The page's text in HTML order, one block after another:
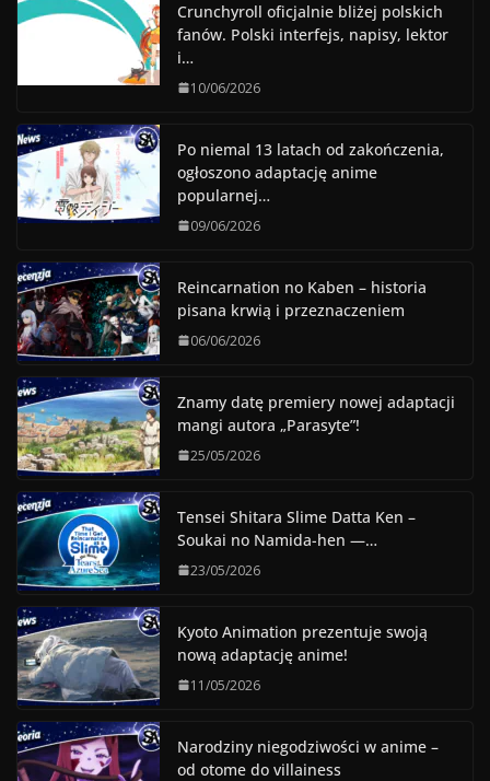
Crunchyroll oficjalnie bliżej polskich
fanów. Polski interfejs, napisy, lektor
i…
10/06/2026
Po niemal 13 latach od zakończenia,
ogłoszono adaptację anime
popularnej…
09/06/2026
Reincarnation no Kaben – historia
pisana krwią i przeznaczeniem
06/06/2026
Znamy datę premiery nowej adaptacji
mangi autora „Parasyte”!
25/05/2026
Tensei Shitara Slime Datta Ken –
Soukai no Namida-hen —…
23/05/2026
Kyoto Animation prezentuje swoją
nową adaptację anime!
11/05/2026
Narodziny niegodziwości w anime –
od otome do villainess